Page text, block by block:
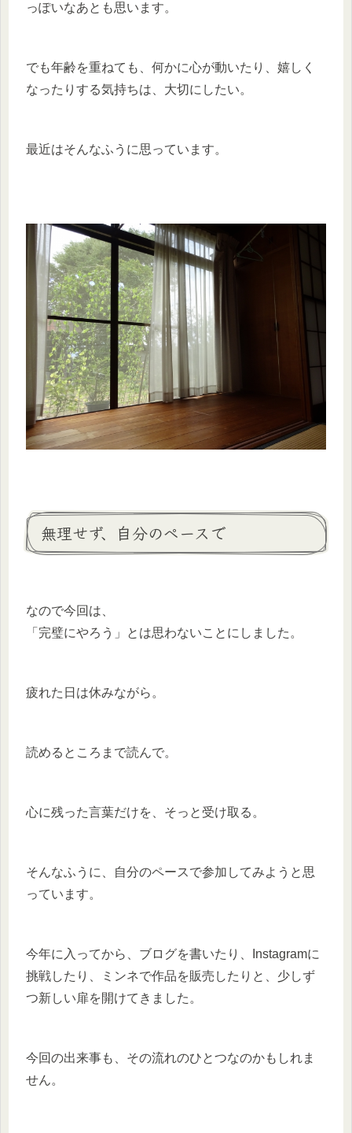
っぽいなあとも思います。
でも年齢を重ねても、何かに心が動いたり、嬉しく
なったりする気持ちは、大切にしたい。
最近はそんなふうに思っています。
無理せず、自分のペースで
なので今回は、
「完璧にやろう」とは思わないことにしました。
疲れた日は休みながら。
読めるところまで読んで。
心に残った言葉だけを、そっと受け取る。
そんなふうに、自分のペースで参加してみようと思
っています。
今年に入ってから、ブログを書いたり、Instagramに
挑戦したり、ミンネで作品を販売したりと、少しず
つ新しい扉を開けてきました。
今回の出来事も、その流れのひとつなのかもしれま
せん。